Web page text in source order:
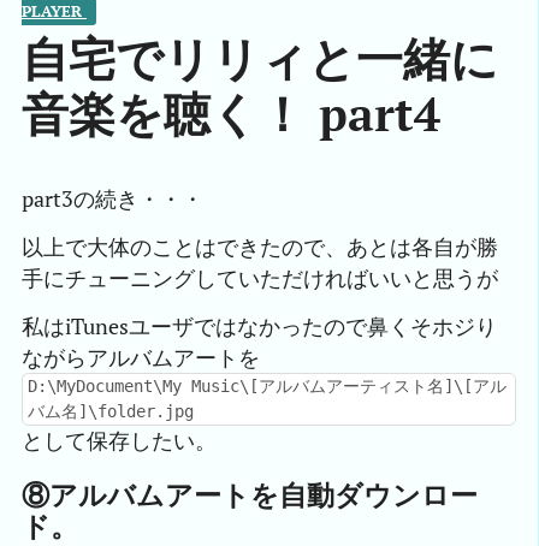
PLAYER
自宅でリリィと一緒に
音楽を聴く！ part4
part3の続き・・・
以上で大体のことはできたので、あとは各自が勝
手にチューニングしていただければいいと思うが
私はiTunesユーザではなかったので鼻くそホジり
ながらアルバムアートを
D:\MyDocument\My Music\[アルバムアーティスト名]\[アル
バム名]\folder.jpg
として保存したい。
⑧アルバムアートを自動ダウンロー
ド。